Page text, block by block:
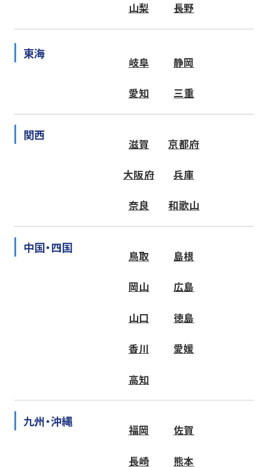
山梨 長野
東海
岐阜 静岡
愛知 三重
関西
滋賀 京都府
大阪府 兵庫
奈良 和歌山
中国・四国
鳥取 島根
岡山 広島
山口 徳島
香川 愛媛
高知
九州・沖縄
福岡 佐賀
長崎 熊本